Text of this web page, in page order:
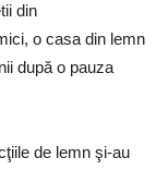
din
o casa din lemn
după o pauza
de lemn şi-au